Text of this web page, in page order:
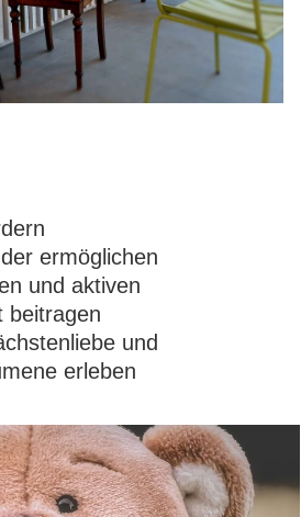
ermöglichen
und aktiven
beitragen
und
erleben